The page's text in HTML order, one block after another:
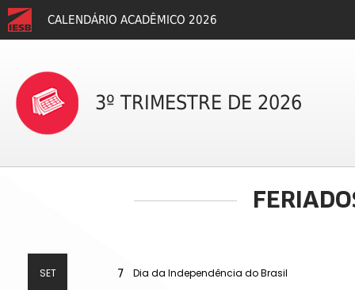
CALENDÁRIO ACADÊMICO 2026
3º TRIMESTRE DE 2026
SET 7 Dia da Independência do Brasil